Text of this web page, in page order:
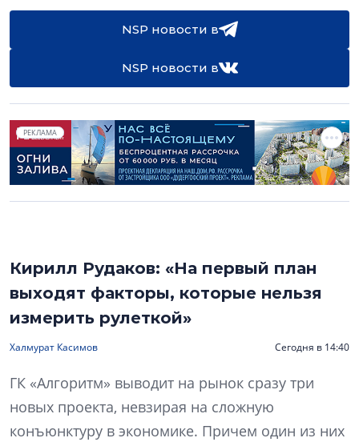
NSP новости в
NSP новости в
РЕКЛАМА
Кирилл Рудаков: «На первый план
выходят факторы, которые нельзя
измерить рулеткой»
Халмурат Касимов Сегодня в 14:40
ГК «Алгоритм» выводит на рынок сразу три
новых проекта, невзирая на сложную
конъюнктуру в экономике. Причем один из них